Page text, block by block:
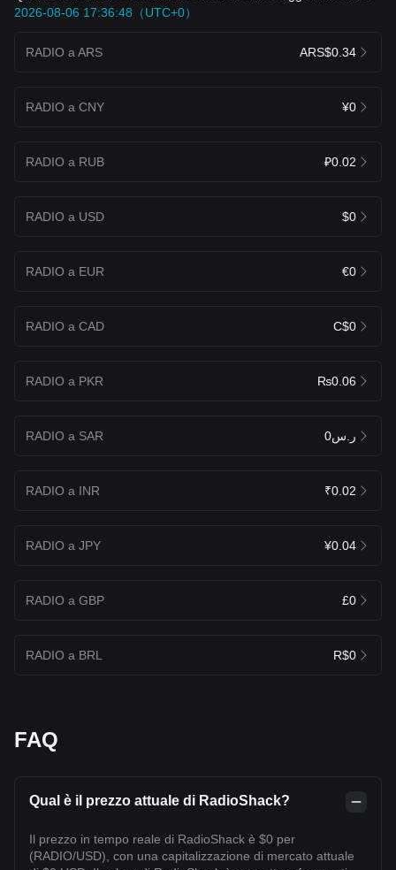
2026-08-06 17:36:48（UTC+0）
RADIO a ARS ARS$0.34
RADIO a CNY ¥0
RADIO a RUB ₽0.02
RADIO a USD $0
RADIO a EUR €0
RADIO a CAD C$0
RADIO a PKR ₨0.06
RADIO a SAR ر.س0
RADIO a INR ₹0.02
RADIO a JPY ¥0.04
RADIO a GBP £0
RADIO a BRL R$0
FAQ
Qual è il prezzo attuale di RadioShack?
Il prezzo in tempo reale di RadioShack è $0 per
(RADIO/USD), con una capitalizzazione di mercato attuale